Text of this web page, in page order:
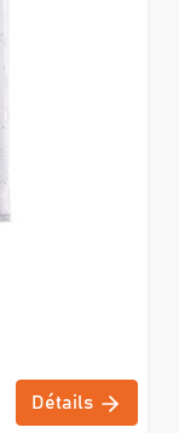
Détails